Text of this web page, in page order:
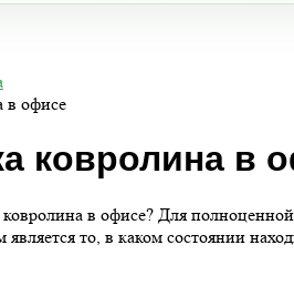
в офисе
ковролина в
в офисе? Для
то, в каком состоянии